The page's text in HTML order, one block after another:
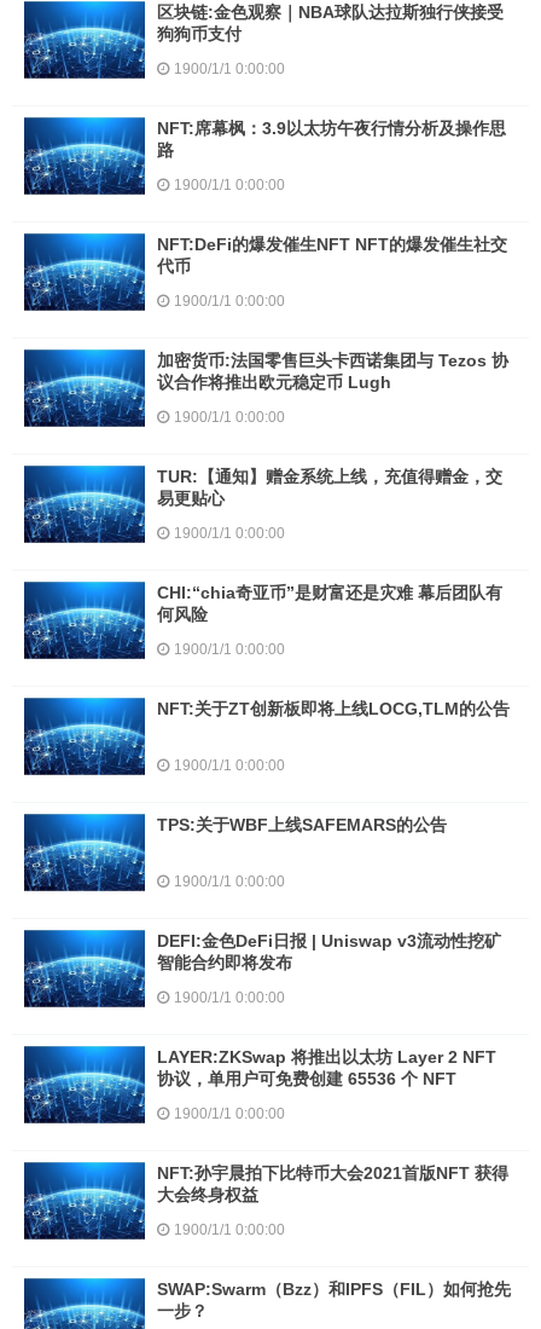
区块链:金色观察｜NBA球队达拉斯独行侠接受
狗狗币支付
1900/1/1 0:00:00
NFT:席幕枫：3.9以太坊午夜行情分析及操作思
路
1900/1/1 0:00:00
NFT:DeFi的爆发催生NFT NFT的爆发催生社交
代币
1900/1/1 0:00:00
加密货币:法国零售巨头卡西诺集团与 Tezos 协
议合作将推出欧元稳定币 Lugh
1900/1/1 0:00:00
TUR:【通知】赠金系统上线，充值得赠金，交
易更贴心
1900/1/1 0:00:00
CHI:“chia奇亚币”是财富还是灾难 幕后团队有
何风险
1900/1/1 0:00:00
NFT:关于ZT创新板即将上线LOCG,TLM的公告
1900/1/1 0:00:00
TPS:关于WBF上线SAFEMARS的公告
1900/1/1 0:00:00
DEFI:金色DeFi日报 | Uniswap v3流动性挖矿
智能合约即将发布
1900/1/1 0:00:00
LAYER:ZKSwap 将推出以太坊 Layer 2 NFT
协议，单用户可免费创建 65536 个 NFT
1900/1/1 0:00:00
NFT:孙宇晨拍下比特币大会2021首版NFT 获得
大会终身权益
1900/1/1 0:00:00
SWAP:Swarm（Bzz）和IPFS（FIL）如何抢先
一步？